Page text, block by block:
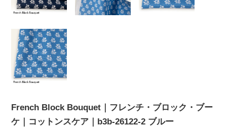
French Block Bouquet｜フレンチ・ブロック・ブー
ケ｜コットンスケア｜b3b-26122-2 ブルー